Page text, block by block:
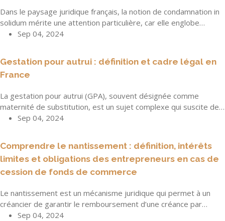
Dans le paysage juridique français, la notion de condamnation in
solidum mérite une attention particulière, car elle englobe…
Sep 04, 2024
Gestation pour autrui : définition et cadre légal en
France
La gestation pour autrui (GPA), souvent désignée comme
maternité de substitution, est un sujet complexe qui suscite de…
Sep 04, 2024
Comprendre le nantissement : définition, intérêts
limites et obligations des entrepreneurs en cas de
cession de fonds de commerce
Le nantissement est un mécanisme juridique qui permet à un
créancier de garantir le remboursement d’une créance par…
Sep 04, 2024